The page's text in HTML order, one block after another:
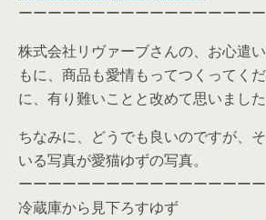
ーーーーーーーーーーーーーーーー
株式会社リヴァーブさんの、お心遣
もに、商品も愛情もってつくってく
に、有り難いことと改めて思いました
ちなみに、どうでも良いのですが、
いる写真が愛猫ゆずの写真。
ーーーーーーーーーーーーーーーー
冷蔵庫から見下ろすゆず